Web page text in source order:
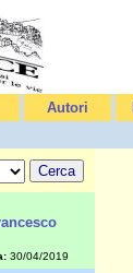
Autori
30/04/2019